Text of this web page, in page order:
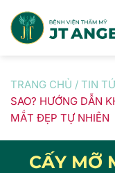
content
TRANG CHỦ / TIN
SAO? HƯỚNG DẪN
MẮT ĐẸP TỰ NHIÊN
CẤY MỠ